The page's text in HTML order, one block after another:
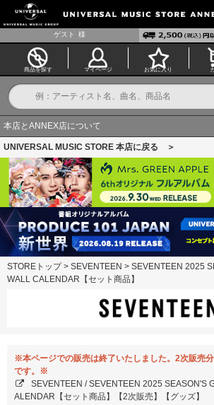
ゲスト 様
商品を探す マイページ お気に入り
本店とANNEX店について
UNIVERSAL MUSIC STORE 本店に戻る ＞
STOREトップ> SEVENTEEN > SEVENTEEN 2025
WALL CALENDAR【セット商品】
※本ページでの販売は終了いたしました。2次販売
です。※
SEVENTEEN / SEVENTEEN 2025 SEASON'S
ALENDAR【セット商品】【2次販売】【グッズ】